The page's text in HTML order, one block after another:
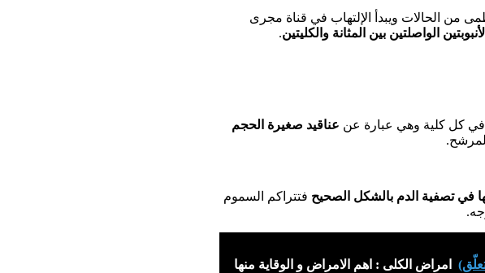
من الحالات ويبدأ الإلتهاب في قناة مجرى
الواصلتين بين المثانة والكليتين.
في كل كلية وهي عبارة عن عناقيد صغيرة الحجم
في تصفية الدم بالشكل الصحيح فتتراكم السموم
امراض الكلى : اهم الامراض و الوقاية منها